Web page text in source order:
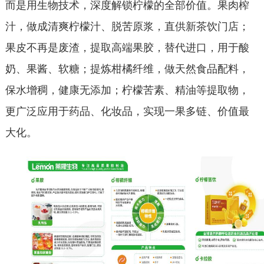
而是用生物技术，深度解锁柠檬的全部价值。果肉榨
汁，做成清爽柠檬汁、脱苦原浆，直供新茶饮门店；
果皮不再是废渣，提取高端果胶，替代进口，用于酸
奶、果酱、软糖；提炼柑橘纤维，做天然食品配料，
保水增稠，健康无添加；柠檬苦素、精油等提取物，
更广泛应用于药品、化妆品，实现一果多链、价值最
大化。